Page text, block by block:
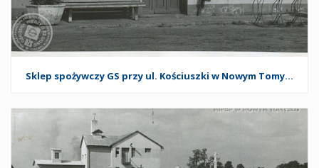
Sklep spożywczy GS przy ul. Kościuszki w Nowym Tomyślu